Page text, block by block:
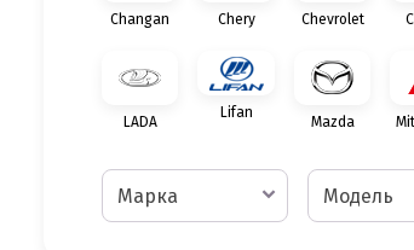
Changan Chery Chevrolet
LADA
Lifan
Mazda
Марка Модель